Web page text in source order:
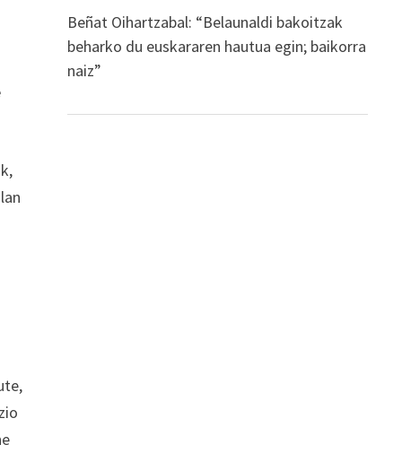
Beñat Oihartzabal: “Belaunaldi bakoitzak
beharko du euskararen hautua egin; baikorra
naiz”